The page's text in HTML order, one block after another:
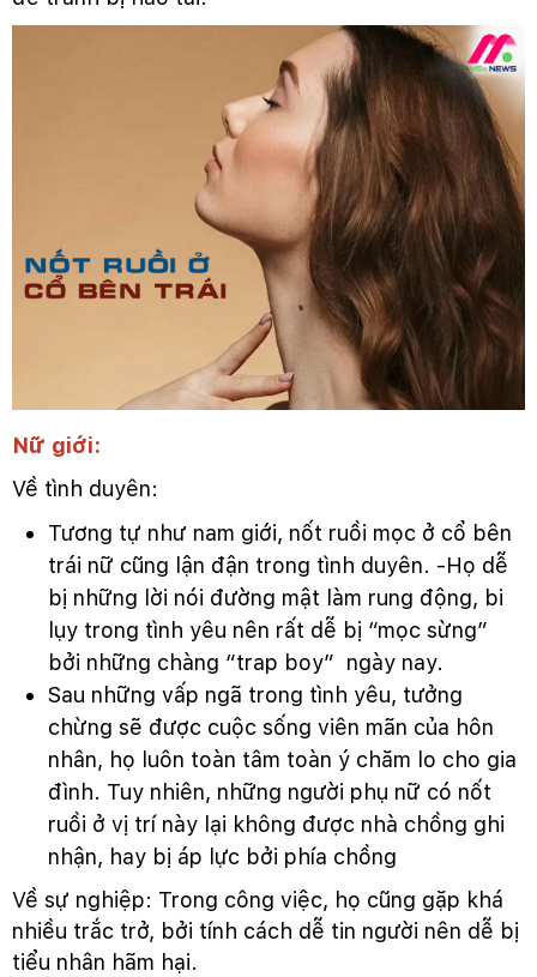
Nữ giới:
Về tình duyên:
Tương tự như nam giới, nốt ruồi mọc ở cổ bên
trái nữ cũng lận đận trong tình duyên. -Họ dễ
bị những lời nói đường mật làm rung động, bi
lụy trong tình yêu nên rất dễ bị “mọc sừng”
bởi những chàng “trap boy” ngày nay.
Sau những vấp ngã trong tình yêu, tưởng
chừng sẽ được cuộc sống viên mãn của hôn
nhân, họ luôn toàn tâm toàn ý chăm lo cho gia
đình. Tuy nhiên, những người phụ nữ có nốt
ruồi ở vị trí này lại không được nhà chồng ghi
nhận, hay bị áp lực bởi phía chồng
Về sự nghiệp: Trong công việc, họ cũng gặp khá
nhiều trắc trở, bởi tính cách dễ tin người nên dễ bị
tiểu nhân hãm hại.